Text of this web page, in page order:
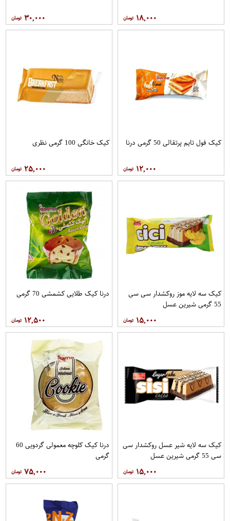
۱۸,۰۰۰ ۳۰,۰۰۰
کیک فول تایم پرتقالی 50 گرمی درنا
۱۲,۰۰۰
کیک خانگی 100 گرمی نظری
۲۵,۰۰۰
کیک سه لایه موز روکشدار سی سی
55 گرمی شیرین عسل
۱۵,۰۰۰
درنا کیک طلایی کشمشی 70 گرمی
۱۲,۵۰۰
کیک سه لایه شیر عسل روکشدار سی
سی 55 گرمی شیرین عسل
۱۵,۰۰۰
درنا کیک کلوچه معمولی گردویی 60
گرمی
۷۵,۰۰۰